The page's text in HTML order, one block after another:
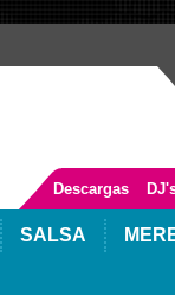
Descargas
SALSA